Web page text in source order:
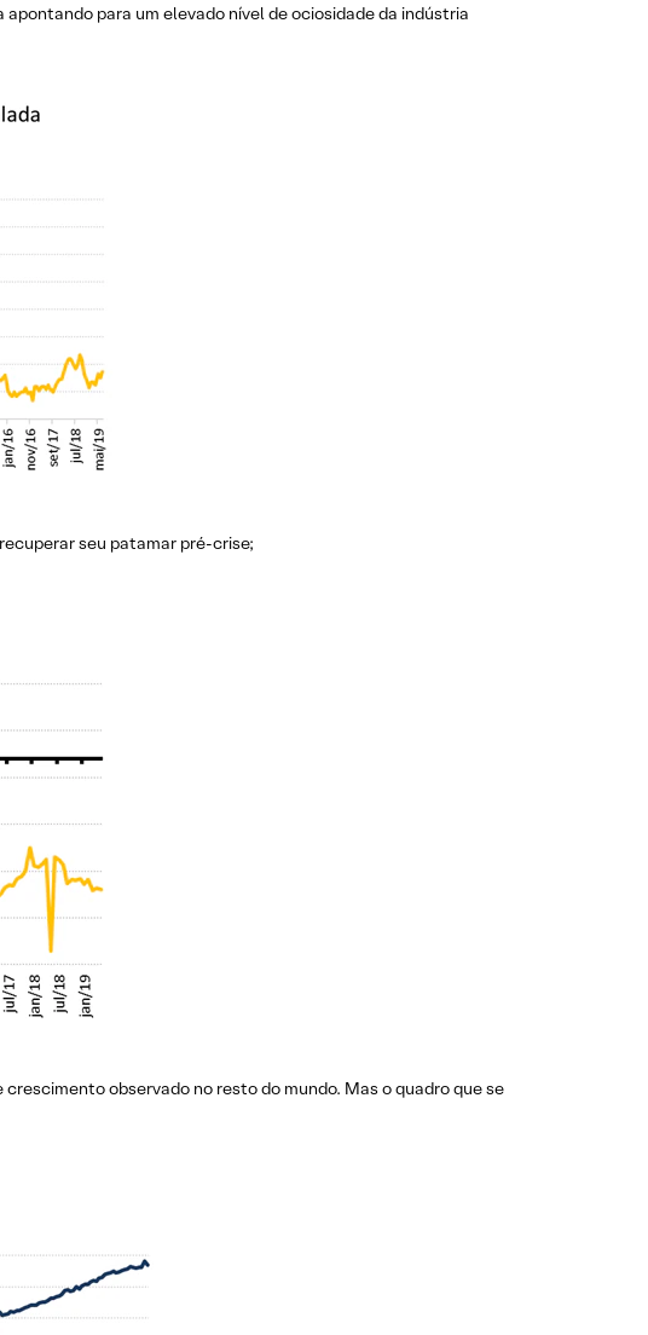
para um elevado nível de ociosidade da indústria
seu patamar pré-crise;
observado no resto do mundo. Mas o quadro que se